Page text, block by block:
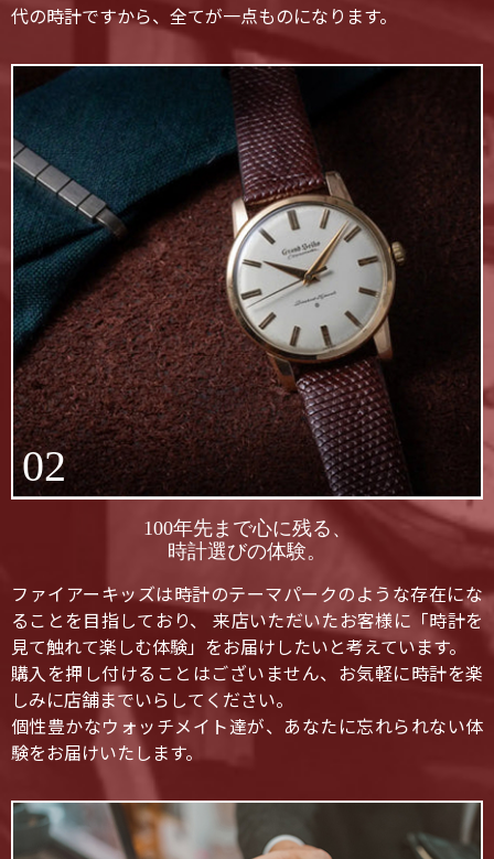
代の時計ですから、全てが一点ものになります。
02
100年先まで心に残る、
時計選びの体験。
ファイアーキッズは時計のテーマパークのような存在にな
ることを目指しており、 来店いただいたお客様に「時計を
見て触れて楽しむ体験」をお届けしたいと考えています。
購入を押し付けることはございません、お気軽に時計を楽
しみに店舗までいらしてください。
個性豊かなウォッチメイト達が、あなたに忘れられない体
験をお届けいたします。